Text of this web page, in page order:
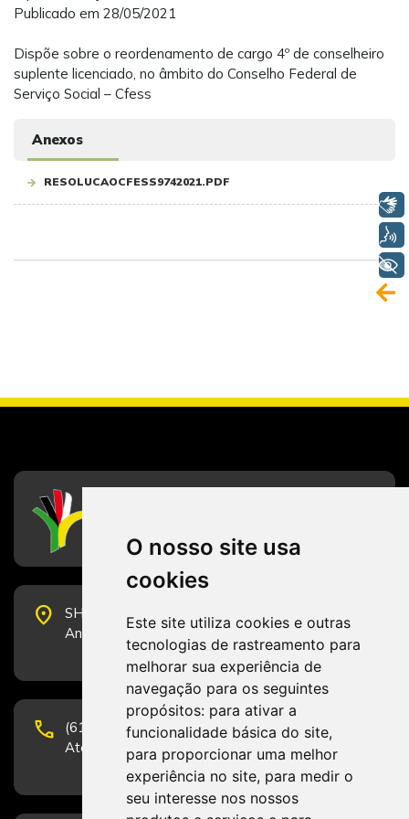
O nosso site usa
cookies
Este site utiliza cookies e outras
tecnologias de rastreamento para
melhorar sua experiência de
navegação para os seguintes
propósitos: para ativar a
funcionalidade básica do site,
para proporcionar uma melhor
experiência no site, para medir o
seu interesse nos nossos
Publicado em 28/05/2021
Dispõe sobre o reordenamento de cargo 4º de conselheiro
suplente licenciado, no âmbito do Conselho Federal de
Serviço Social – Cfess
Anexos
RESOLUCAOCFESS9742021.PDF
place
SHS Quadra 6, Bloco E, Complexo Brasil 21, 20º
Andar, Sala 2001 - CEP 70322-915 - Brasília/DF
phone
(61) 3223-1652 e (61) 98131-3801.
Atendimento por telefone em horário comercial
Libras
+ Acessibilidade